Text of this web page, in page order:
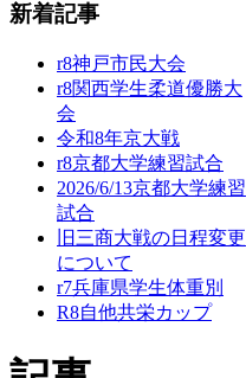
新着記事
r8神戸市民大会
r8関西学生柔道優勝大
会
令和8年京大戦
r8京都大学練習試合
2026/6/13京都大学練習
試合
旧三商大戦の日程変更
について
r7兵庫県学生体重別
R8自他共栄カップ